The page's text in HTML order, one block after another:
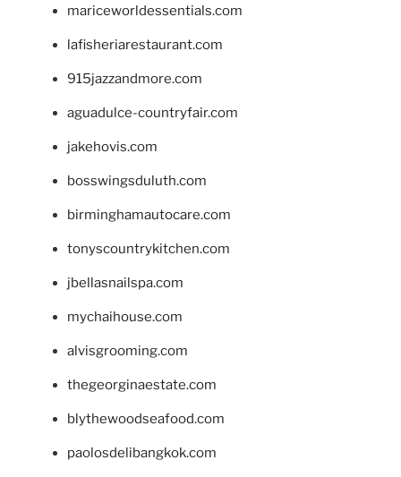
mariceworldessentials.com
lafisheriarestaurant.com
915jazzandmore.com
aguadulce-countryfair.com
jakehovis.com
bosswingsduluth.com
birminghamautocare.com
tonyscountrykitchen.com
jbellasnailspa.com
mychaihouse.com
alvisgrooming.com
thegeorginaestate.com
blythewoodseafood.com
paolosdelibangkok.com